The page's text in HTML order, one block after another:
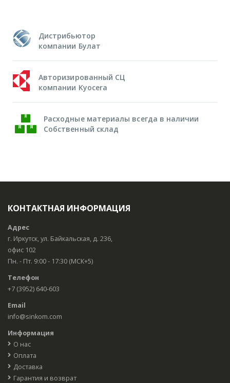
Дистрибьютор
компании Булат
Авторизированный СЦ
компании Kyocera
Расходные материалы всегда в наличии
Собственный склад
КОНТАКТНАЯ ИНФОРМАЦИЯ
Адрес
г. Иркутск, ул. Байкальская, д. 236,
офис 102
Пн. - Пт. 9:00 - 17:30 (МСК+5)
Телефон
+7 (3952) 640-603
Email
info@sinkom.com
Информация
О нас
Оплата
Доставка
Гарантия и возврат